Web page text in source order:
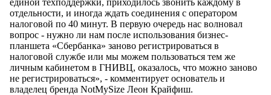
отдельности, и иногда ждать соединения с оператором
налоговой по 40 минут. В первую очередь нас волновал
вопрос - нужно ли нам после использования бизнес-
планшета «Сбербанка» заново регистрироваться в
налоговой службе или мы можем пользоваться тем же
личным кабинетом в ГНИВЦ, оказалось, что можно заново
не регистрироваться», - комментирует основатель и
владелец бренда NotMySize Леон Крайфиш.